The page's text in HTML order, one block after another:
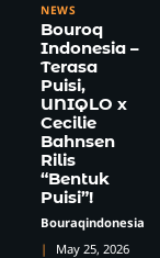
NEWS
Bouroq
Indonesia –
Terasa
Puisi,
UNIQLO x
Cecilie
Bahnsen
Rilis
“Bentuk
Puisi”!
Bouraqindonesia
May 25, 2026